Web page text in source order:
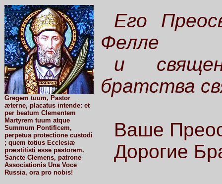
Gregem tuum, Pastor
æterne, placatus intende: et
per beatum Clementem
Martyrem tuum atque
Summum Pontificem,
perpetua protectione custodi
; quem totius Ecclesiæ
præstitisti esse pastorem.
Sancte Clemens, patrone
Associationis Una Voce
Russia, ora pro nobis!
Его
Фелле
и
братства
Ваше
Дорогие